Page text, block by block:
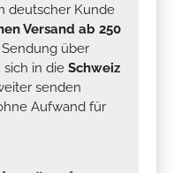
deutscher Kunde
Versand ab 250
über
sich in die Schweiz
senden
Aufwand für